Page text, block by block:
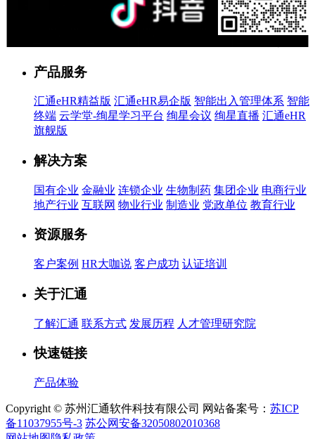
产品服务
汇通eHR精益版 汇通eHR易企版 智能出入管理体系 智能
终端 云学堂-绚星学习平台 绚星会议 绚星直播 汇通eHR
旗舰版
解决方案
国有企业 金融业 连锁企业 生物制药 集团企业 电商行业
地产行业 互联网 物业行业 制造业 党政单位 教育行业
资源服务
客户案例 HR大咖说 客户成功 认证培训
关于汇通
了解汇通 联系方式 发展历程 人才管理研究院
快速链接
产品体验
Copyright © 苏州汇通软件科技有限公司 网站备案号： 苏ICP
备11037955号-3 苏公网安备32050802010368